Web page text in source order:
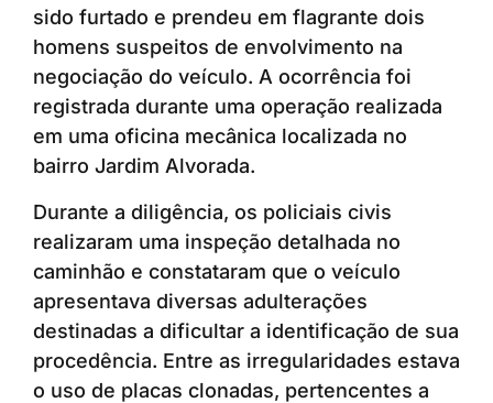
sido furtado e prendeu em flagrante dois
homens suspeitos de envolvimento na
negociação do veículo. A ocorrência foi
registrada durante uma operação realizada
em uma oficina mecânica localizada no
bairro Jardim Alvorada.
Durante a diligência, os policiais civis
realizaram uma inspeção detalhada no
caminhão e constataram que o veículo
apresentava diversas adulterações
destinadas a dificultar a identificação de sua
procedência. Entre as irregularidades estava
o uso de placas clonadas, pertencentes a